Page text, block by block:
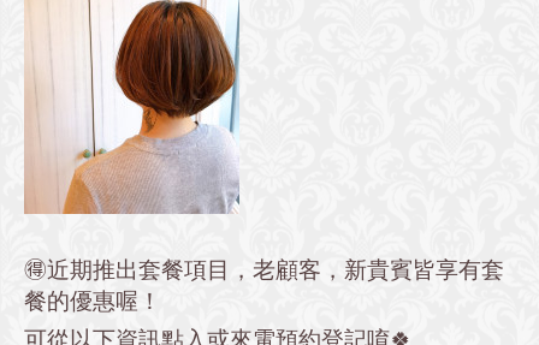
🉐近期推出套餐項目，老顧客，新貴賓皆享有套
餐的優惠喔！
可從以下資訊點入或來電預約登記唷🍀